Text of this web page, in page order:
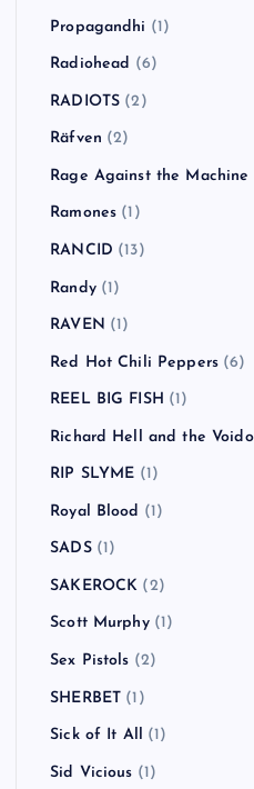
Propagandhi (1)
Radiohead (6)
RADIOTS (2)
Räfven (2)
Rage Against the Machine
Ramones (1)
RANCID (13)
Randy(1)
RAVEN (1)
Red Hot Chili Peppers (6)
REEL BIG FISH (1)
Richard Hell and the
RIP SLYME (1)
Royal Blood (1)
SADS(1)
SAKEROCK (2)
Scott Murphy(1)
Sex Pistols (2)
SHERBET (1)
Sick of It All (1)
Sid Vicious (1)